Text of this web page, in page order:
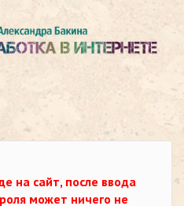
на сайт, после ввода
может ничего не